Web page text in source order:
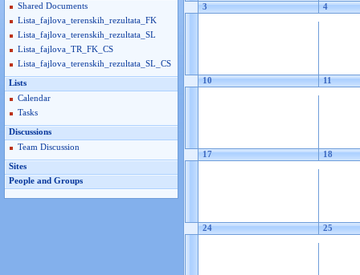
Shared Documents
Lista_fajlova_terenskih_rezultata_FK
Lista_fajlova_terenskih_rezultata_SL
Lista_fajlova_TR_FK_CS
Lista_fajlova_terenskih_rezultata_SL_CS
Lists
Calendar
Tasks
Discussions
Team Discussion
Sites
People and Groups
3 4
10 11
17 18
24 25